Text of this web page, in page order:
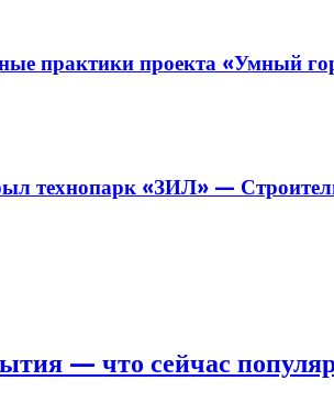
практики проекта «Умный
технопарк «ЗИЛ» —
— что сейчас